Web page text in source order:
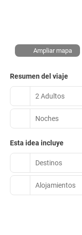
Ampliar mapa
Resumen del viaje
2 Adultos
Noches
Esta idea incluye
Destinos
Alojamientos